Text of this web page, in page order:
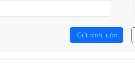
Gửi bình luận